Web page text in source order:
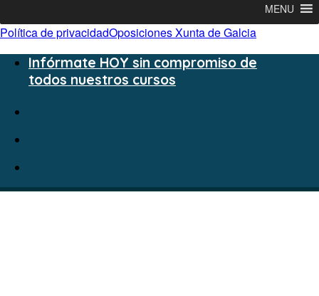
MENU
Política de privacidadOposiciones Xunta de Galcia
Infórmate HOY sin compromiso de
todos nuestros cursos